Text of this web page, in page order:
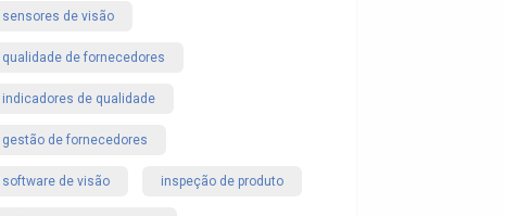
sensores de visão
qualidade de fornecedores
indicadores de qualidade
gestão de fornecedores
software de visão inspeção de produto